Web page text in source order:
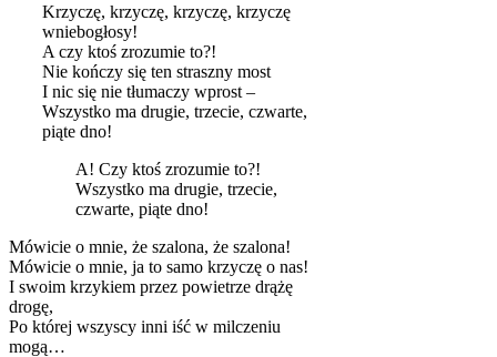
Krzyczę, krzyczę, krzyczę, krzyczę
wniebogłosy!
A czy ktoś zrozumie to?!
Nie kończy się ten straszny most
I nic się nie tłumaczy wprost –
Wszystko ma drugie, trzecie, czwarte,
piąte dno!
A! Czy ktoś zrozumie to?!
Wszystko ma drugie, trzecie,
czwarte, piąte dno!
Mówicie o mnie, że szalona, że szalona!
Mówicie o mnie, ja to samo krzyczę o nas!
I swoim krzykiem przez powietrze drążę
drogę,
Po której wszyscy inni iść w milczeniu
mogą…